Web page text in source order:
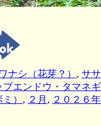
ナシ（花芽？） , サ
プエンドウ・タマネ
） , ２月 , ２０２６年